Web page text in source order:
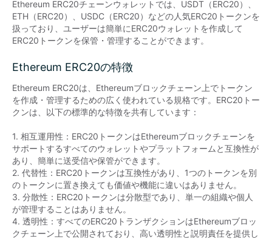
Ethereum ERC20チェーンウォレットでは、USDT（ERC20）、
ETH（ERC20）、USDC（ERC20）などの人気ERC20トークンを
扱っており、ユーザーは簡単にERC20ウォレットを作成して
ERC20トークンを保管・管理することができます。
Ethereum ERC20の特徴
Ethereum ERC20は、Ethereumブロックチェーン上でトークン
を作成・管理するための広く使われている規格です。ERC20トー
クンは、以下の標準的な特徴を共有しています：
1. 相互運用性：ERC20トークンはEthereumブロックチェーンを
サポートするすべてのウォレットやプラットフォームと互換性が
あり、簡単に送受信や保管ができます。
2. 代替性：ERC20トークンは互換性があり、1つのトークンを別
のトークンに置き換えても価値や機能に違いはありません。
3. 分散性：ERC20トークンは分散型であり、単一の組織や個人
が管理することはありません。
4. 透明性：すべてのERC20トランザクションはEthereumブロッ
クチェーン上で公開されており、高い透明性と説明責任を提供し